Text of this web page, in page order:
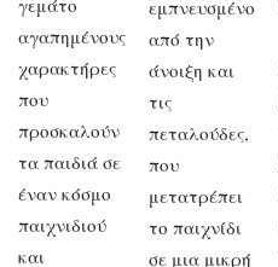
αγαπημένους
χαρακτήρες
που
προσκαλούν
τα παιδιά σε
έναν κόσμο
παιχνιδιού
και
εμπνευσμένο
από την
άνοιξη και
τις
πεταλούδες,
που
μετατρέπει
το παιχνίδι
σε μια μικρή